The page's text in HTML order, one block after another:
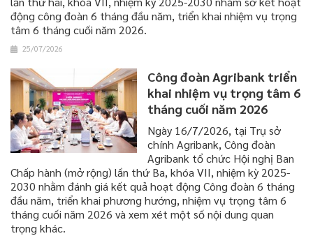
động công đoàn 6 tháng đầu năm, triển khai nhiệm vụ trọng
tâm 6 tháng cuối năm 2026.
25/07/2026
Công đoàn Agribank triển
khai nhiệm vụ trọng tâm 6
tháng cuối năm 2026
Ngày 16/7/2026, tại Trụ sở
chính Agribank, Công đoàn
Agribank tổ chức Hội nghị Ban
Chấp hành (mở rộng) lần thứ Ba, khóa VII, nhiệm kỳ 2025-
2030 nhằm đánh giá kết quả hoạt động Công đoàn 6 tháng
đầu năm, triển khai phương hướng, nhiệm vụ trọng tâm 6
tháng cuối năm 2026 và xem xét một số nội dung quan
trọng khác.